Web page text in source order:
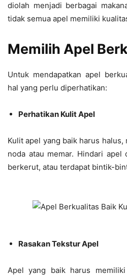
diolah menjadi berbagai
tidak semua apel memiliki
Memilih Apel
Untuk mendapatkan apel
hal yang perlu diperhatikan:
Perhatikan Kulit Apel
Kulit apel yang baik harus
noda atau memar. Hindari apel
berkerut, atau terdapat bintik-
Rasakan Tekstur Apel
Apel yang baik harus